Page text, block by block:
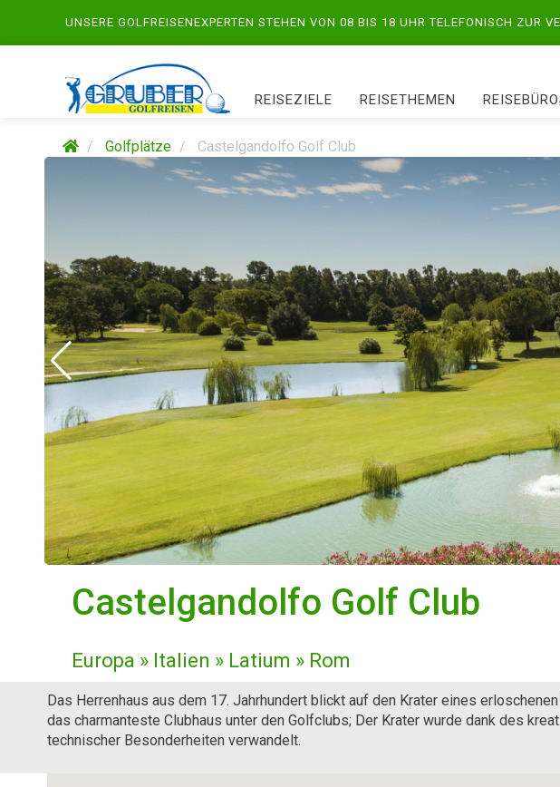
UNSERE GOLFREISENEXPERTEN STEHEN VON 08 BIS 18 UHR TELEFONISCH ZUR
REISEZIELE REISETHEMEN
Golfplätze Castelgandolfo Golf Club
Castelgandolfo Golf Club
Europa » Italien » Latium » Rom
Das Herrenhaus aus dem 17. Jahrhundert blickt auf den Krater eines
das charmanteste Clubhaus unter den Golfclubs; Der Krater wurde dank des
technischer Besonderheiten verwandelt.